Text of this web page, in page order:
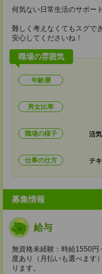
何気ない日常生活のサポー
難しく考えなくてもスグで
安心してくださいね！
職場の雰囲気
年齢層
男女比率
職場の様子 活
仕事の仕方 テ
募集情報
給与
無資格未経験：時給1550
度あり（月払いも選べます
ります。